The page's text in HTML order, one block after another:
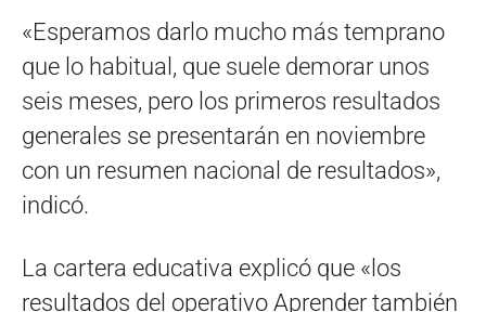
«Esperamos darlo mucho más temprano
que lo habitual, que suele demorar unos
seis meses, pero los primeros resultados
generales se presentarán en noviembre
con un resumen nacional de resultados»,
indicó.
La cartera educativa explicó que «los
resultados del operativo Aprender también